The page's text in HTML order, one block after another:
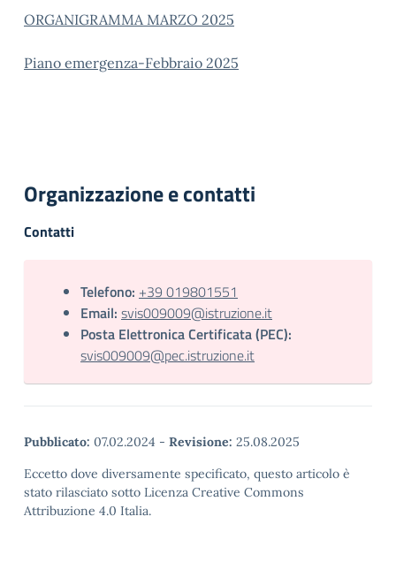
ORGANIGRAMMA MARZO 2025
Piano emergenza-Febbraio 2025
Organizzazione e contatti
Contatti
Telefono: +39 019801551
Email: svis009009@istruzione.it
Posta Elettronica Certificata (PEC):
svis009009@pec.istruzione.it
Pubblicato: 07.02.2024 - Revisione: 25.08.2025
Eccetto dove diversamente specificato, questo articolo è
stato rilasciato sotto Licenza Creative Commons
Attribuzione 4.0 Italia.